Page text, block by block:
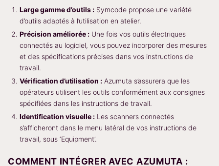
Large gamme d’outils : Symcode propose une variété
d’outils adaptés à l’utilisation en atelier.
Précision améliorée : Une fois vos outils électriques
connectés au logiciel, vous pouvez incorporer des mesures
et des spécifications précises dans vos instructions de
travail.
Vérification d’utilisation : Azumuta s’assurera que les
opérateurs utilisent les outils conformément aux consignes
spécifiées dans les instructions de travail.
Identification visuelle : Les scanners connectés
s’afficheront dans le menu latéral de vos instructions de
travail, sous ‘Equipment’.
COMMENT INTÉGRER AVEC AZUMUTA :